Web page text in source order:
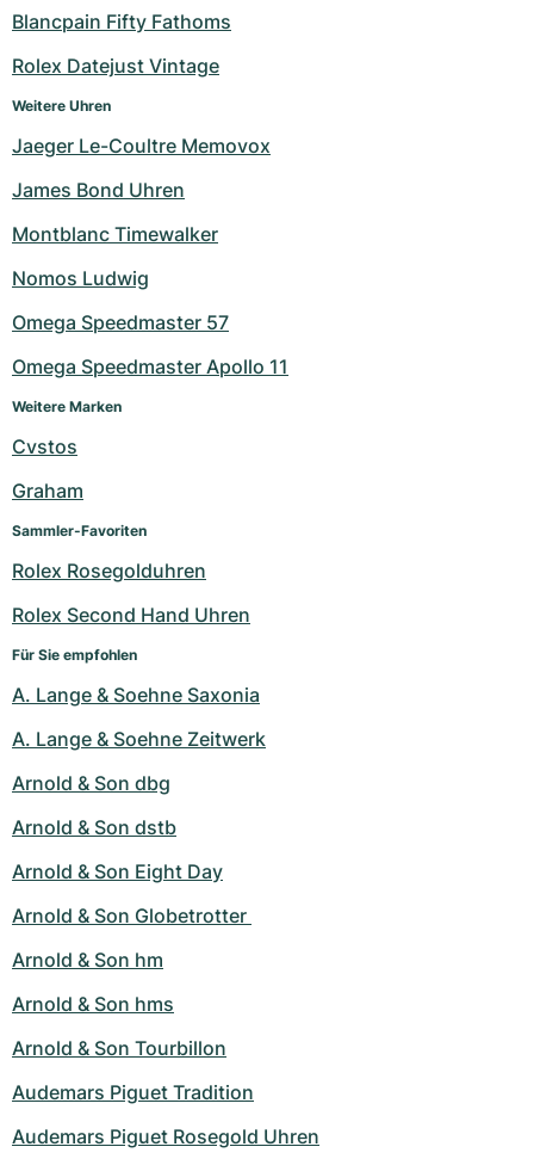
Blancpain Fifty Fathoms
Rolex Datejust Vintage
Weitere Uhren
Jaeger Le-Coultre Memovox
James Bond Uhren
Montblanc Timewalker
Nomos Ludwig
Omega Speedmaster 57
Omega Speedmaster Apollo 11
Weitere Marken
Cvstos
Graham
Sammler-Favoriten
Rolex Rosegolduhren
Rolex Second Hand Uhren
Für Sie empfohlen
A. Lange & Soehne Saxonia
A. Lange & Soehne Zeitwerk
Arnold & Son dbg
Arnold & Son dstb
Arnold & Son Eight Day
Arnold & Son Globetrotter
Arnold & Son hm
Arnold & Son hms
Arnold & Son Tourbillon
Audemars Piguet Tradition
Audemars Piguet Rosegold Uhren